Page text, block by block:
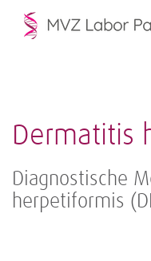
Dermatitis
Diagnostische
herpetiformis